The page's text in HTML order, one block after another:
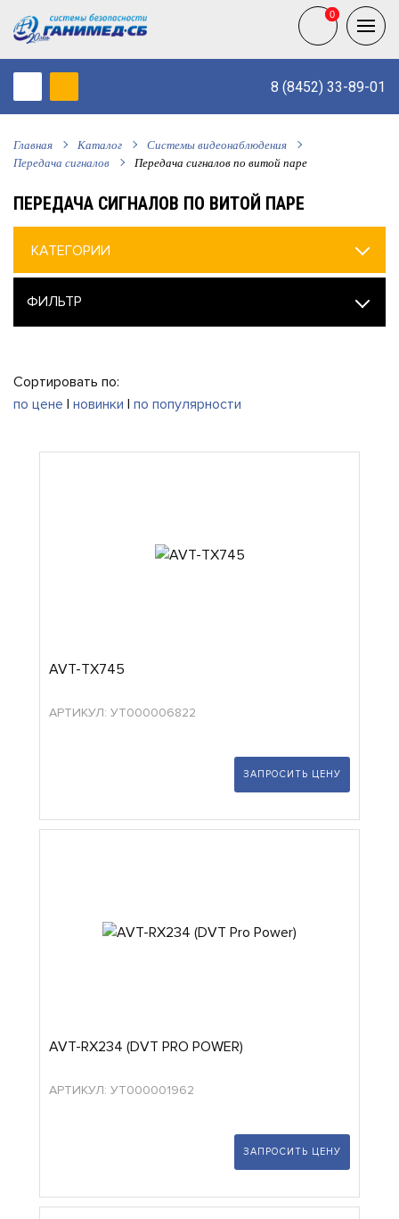
8 (8452) 33-89-01
0
0
Главная Каталог
Системы видеонаблюдения
Передача сигналов
Передача сигналов по витой паре
ПЕРЕДАЧА СИГНАЛОВ ПО ВИТОЙ ПАРЕ
КАТЕГОРИИ
ФИЛЬТР
Сортировать по:
по цене | новинки | по популярности
AVT-TX745
АРТИКУЛ: УТ000006822
ЗАПРОСИТЬ ЦЕНУ
AVT-RX234 (DVT PRO POWER)
АРТИКУЛ: УТ000001962
ЗАПРОСИТЬ ЦЕНУ